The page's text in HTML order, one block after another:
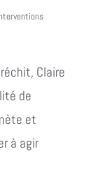
Claire
de
et
à agir